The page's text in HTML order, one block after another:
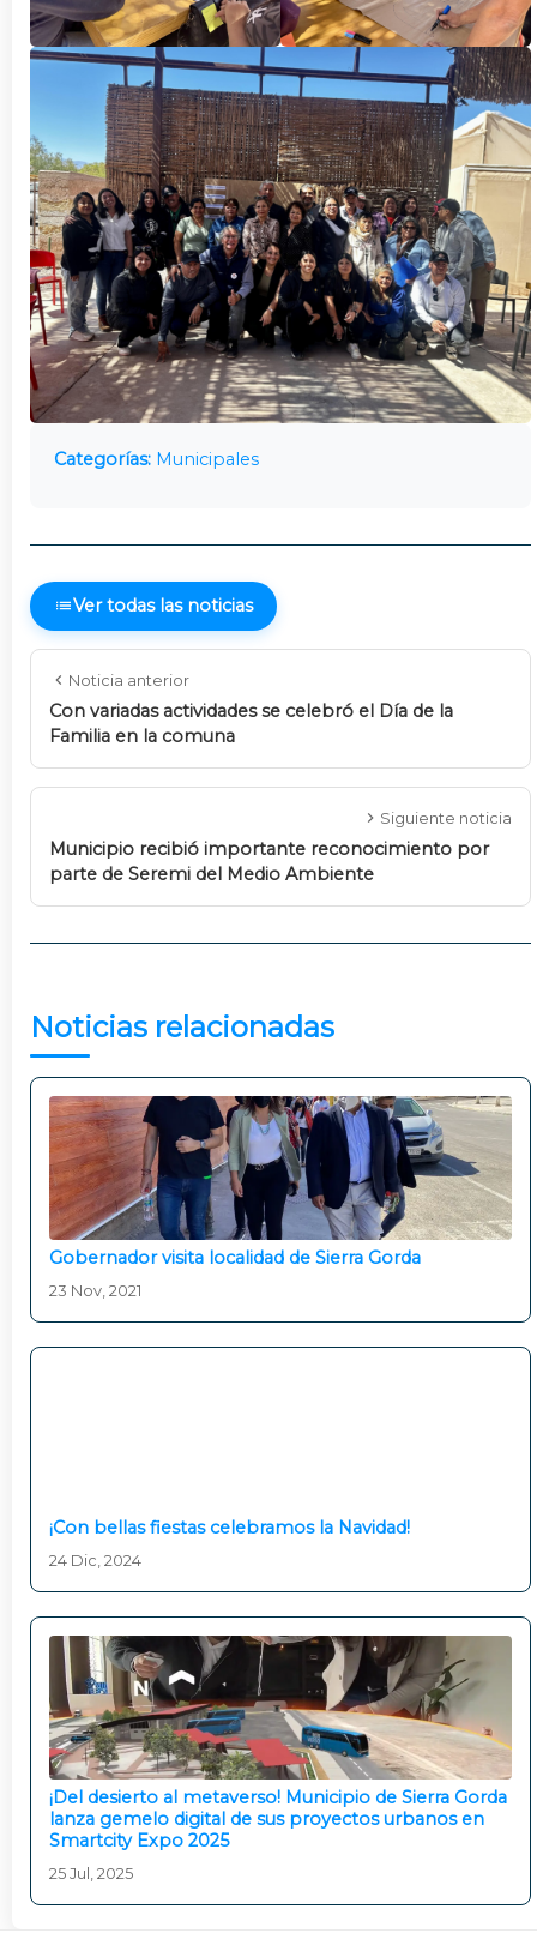
Categorías: Municipales
Noticia anterior
Con variadas actividades se celebró el Día de la
Familia en la comuna
Ver todas las noticias
Siguiente noticia
Municipio recibió importante reconocimiento por
parte de Seremi del Medio Ambiente
Noticias relacionadas
Gobernador visita localidad de Sierra Gorda
23 Nov, 2021
¡Con bellas fiestas celebramos la Navidad!
24 Dic, 2024
¡Del desierto al metaverso! Municipio de Sierra Gorda
lanza gemelo digital de sus proyectos urbanos en
Smartcity Expo 2025
25 Jul, 2025